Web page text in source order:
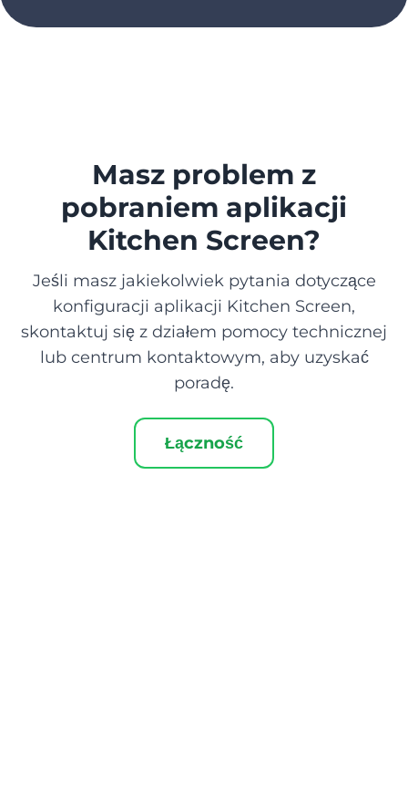
Masz problem z
pobraniem aplikacji
Kitchen Screen?
Jeśli masz jakiekolwiek pytania dotyczące
konfiguracji aplikacji Kitchen Screen,
skontaktuj się z działem pomocy technicznej
lub centrum kontaktowym, aby uzyskać
poradę.
Łączność